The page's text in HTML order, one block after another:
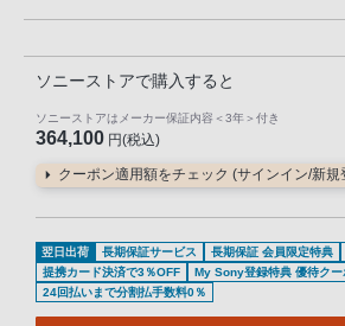
ソニーストアで購入すると
ソニーストアはメーカー保証内容 ＜3年＞ 付き
364,100 円(税込)
クーポン適用額をチェック (サインイン/新規
翌日出荷 長期保証サービス 長期保証 会員限定特典
提携カード決済で3％OFF
My Sony登録特典 優待クー
24回払いまで分割払手数料0％